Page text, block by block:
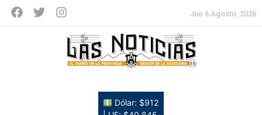
Jue 6 Agosto, 2026
Dólar: $912